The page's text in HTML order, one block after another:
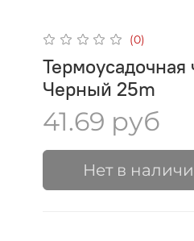
(0)
Термоусадочная
Черный 25m
41.69 руб
Нет в